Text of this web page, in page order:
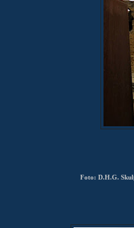
Foto: D.H.G.